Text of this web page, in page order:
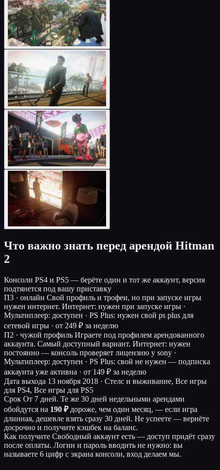
Что важно знать перед арендой Hitman
2
Консоли PS4 и PS5 — берёте один и тот же аккаунт, версия
подтянется под вашу приставку
П3 · онлайн Свой профиль и трофеи, но при запуске игры
нужен интернет. Интернет: нужен при запуске игры ·
Мультиплеер: доступен · PS Plus: нужен свой ps plus для
сетевой игры · от 249 ₽ за неделю
П2 · чужой профиль Играете под профилем арендованного
аккаунта. Самый доступный вариант. Интернет: нужен
постоянно — консоль проверяет лицензию у sony ·
Мультиплеер: доступен · PS Plus: свой не нужен — подписка
аккаунта уже активна · от 149 ₽ за неделю
Дата выхода 13 ноября 2018 · Стелс и выживание, Все игры
для PS4, Все игры для PS5
Срок От 7 дней. Те же 30 дней недельными арендами
обойдутся на 190 ₽дороже, чем один месяц, — если игра
длинная, дешевле взять сразу 30 дней. Не успеете — вернёте
досрочно и получите кэшбек на баланс.
Как получите Свободный аккаунт есть — доступ придёт сразу
после оплаты. Логин и пароль вводить не нужно: вы
называете 6 цифр с экрана консоли, вход делаем мы.